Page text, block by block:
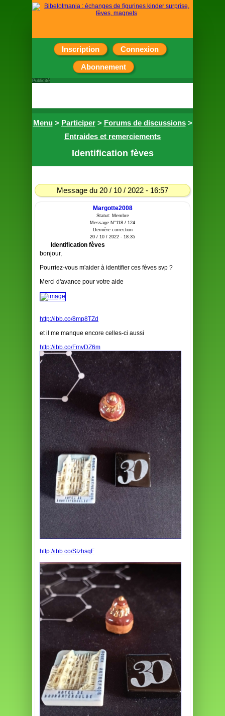
Inscription Connexion
Abonnement
Menu> Participer> Forums de discussions>
Entraides et remerciements
Identification fèves
Message du 20 / 10 / 2022 - 16:57
Margotte2008
Statut: Membre
Message N°118 / 124
Dernière correction
20 / 10 / 2022 - 18:35
Identification fèves
bonjour,
Pourriez-vous m'aider à identifier ces fèves svp ?
Merci d'avance pour votre aide
http://ibb.co/8mp8TZd
et il me manque encore celles-ci aussi
http://ibb.co/FmvDZ6m
http://ibb.co/StzhsqF
Publicité